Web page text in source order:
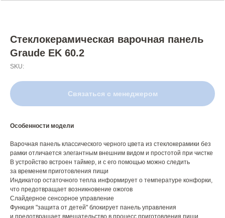
Стеклокерамическая варочная панель
Graude EK 60.2
SKU:
Связаться с менеджером
Особенности модели
Варочная панель классического черного цвета из стеклокерамики без
рамки отличается элегантным внешним видом и простотой при чистке
В устройство встроен таймер, и с его помощью можно следить
за временем приготовления пищи
Индикатор остаточного тепла информирует о температуре конфорки,
что предотвращает возникновение ожогов
Слайдерное сенсорное управление
Функция "защита от детей" блокирует панель управления
и предотвращает вмешательство в процесс приготовления пищи